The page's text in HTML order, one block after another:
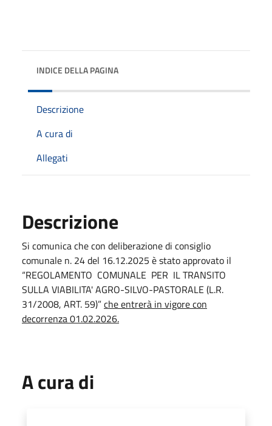
INDICE DELLA PAGINA
Descrizione
A cura di
Allegati
Descrizione
Si comunica che con deliberazione di consiglio
comunale n. 24 del 16.12.2025 è stato approvato il
“REGOLAMENTO COMUNALE PER IL TRANSITO
SULLA VIABILITA' AGRO-SILVO-PASTORALE (L.R.
31/2008, ART. 59)”che entrerà in vigore con
decorrenza 01.02.2026.
A cura di